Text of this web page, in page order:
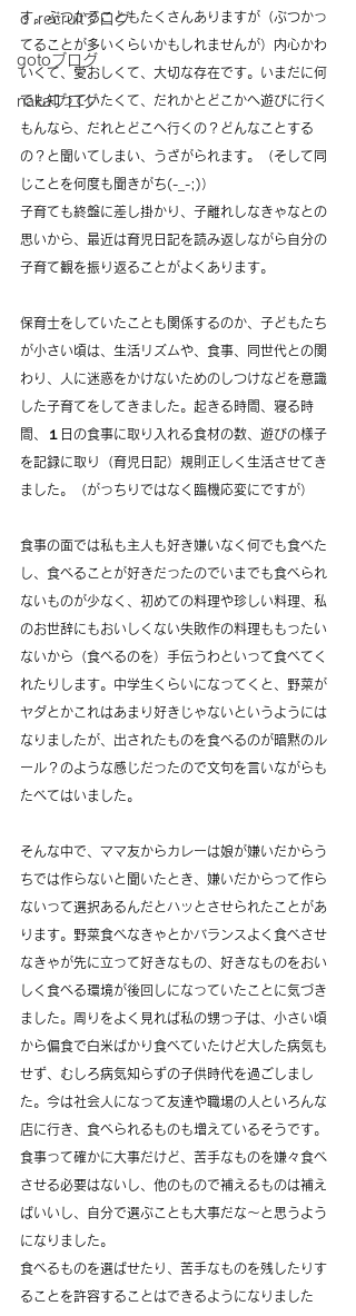
ｃ.recruitブログ
gotoブログ
nakaブログ
す。ぶつかることもたくさんありますが（ぶつかっ
てることが多いくらいかもしれませんが）内心かわ
いくて、愛おしくて、大切な存在です。いまだに何
でも知っていたくて、だれかとどこかへ遊びに行く
もんなら、だれとどこへ行くの？どんなことする
の？と聞いてしまい、うざがられます。（そして同
じことを何度も聞きがち(-_-;)）
子育ても終盤に差し掛かり、子離れしなきゃなとの
思いから、最近は育児日記を読み返しながら自分の
子育て観を振り返ることがよくあります。
保育士をしていたことも関係するのか、子どもたち
が小さい頃は、生活リズムや、食事、同世代との関
わり、人に迷惑をかけないためのしつけなどを意識
した子育てをしてきました。起きる時間、寝る時
間、１日の食事に取り入れる食材の数、遊びの様子
を記録に取り（育児日記）規則正しく生活させてき
ました。（がっちりではなく臨機応変にですが）
食事の面では私も主人も好き嫌いなく何でも食べた
し、食べることが好きだったのでいまでも食べられ
ないものが少なく、初めての料理や珍しい料理、私
のお世辞にもおいしくない失敗作の料理ももったい
ないから（食べるのを）手伝うわといって食べてく
れたりします。中学生くらいになってくと、野菜が
ヤダとかこれはあまり好きじゃないというようには
なりましたが、出されたものを食べるのが暗黙のル
ール？のような感じだったので文句を言いながらも
たべてはいました。
そんな中で、ママ友からカレーは娘が嫌いだからう
ちでは作らないと聞いたとき、嫌いだからって作ら
ないって選択あるんだとハッとさせられたことがあ
ります。野菜食べなきゃとかバランスよく食べさせ
なきゃが先に立って好きなもの、好きなものをおい
しく食べる環境が後回しになっていたことに気づき
ました。周りをよく見れば私の甥っ子は、小さい頃
から偏食で白米ばかり食べていたけど大した病気も
せず、むしろ病気知らずの子供時代を過ごしまし
た。今は社会人になって友達や職場の人といろんな
店に行き、食べられるものも増えているそうです。
食事って確かに大事だけど、苦手なものを嫌々食べ
させる必要はないし、他のもので補えるものは補え
ばいいし、自分で選ぶことも大事だな～と思うよう
になりました。
食べるものを選ばせたり、苦手なものを残したりす
ることを許容することはできるようになりました